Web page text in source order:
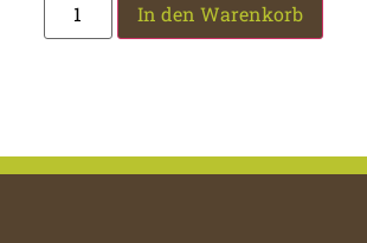
In den Warenkorb